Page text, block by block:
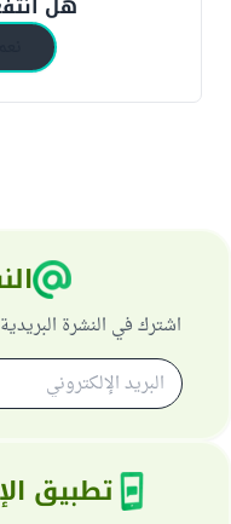
هل
اشترك في النشرة
تطبيق